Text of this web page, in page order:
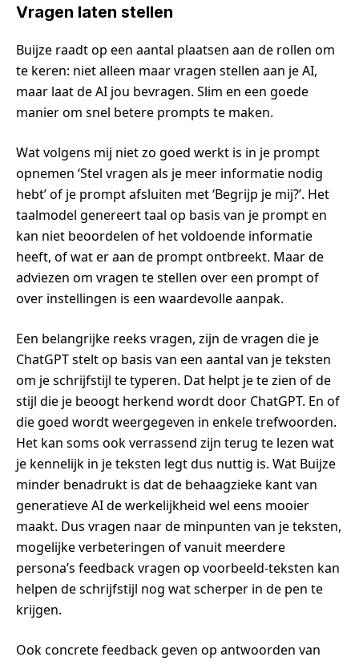
Vragen laten stellen
Buijze raadt op een aantal plaatsen aan de rollen om
te keren: niet alleen maar vragen stellen aan je AI,
maar laat de AI jou bevragen. Slim en een goede
manier om snel betere prompts te maken.
Wat volgens mij niet zo goed werkt is in je prompt
opnemen ‘Stel vragen als je meer informatie nodig
hebt’ of je prompt afsluiten met ‘Begrijp je mij?’. Het
taalmodel genereert taal op basis van je prompt en
kan niet beoordelen of het voldoende informatie
heeft, of wat er aan de prompt ontbreekt. Maar de
adviezen om vragen te stellen over een prompt of
over instellingen is een waardevolle aanpak.
Een belangrijke reeks vragen, zijn de vragen die je
ChatGPT stelt op basis van een aantal van je teksten
om je schrijfstijl te typeren. Dat helpt je te zien of de
stijl die je beoogt herkend wordt door ChatGPT. En of
die goed wordt weergegeven in enkele trefwoorden.
Het kan soms ook verrassend zijn terug te lezen wat
je kennelijk in je teksten legt dus nuttig is. Wat Buijze
minder benadrukt is dat de behaagzieke kant van
generatieve AI de werkelijkheid wel eens mooier
maakt. Dus vragen naar de minpunten van je teksten,
mogelijke verbeteringen of vanuit meerdere
persona’s feedback vragen op voorbeeld-teksten kan
helpen de schrijfstijl nog wat scherper in de pen te
krijgen.
Ook concrete feedback geven op antwoorden van